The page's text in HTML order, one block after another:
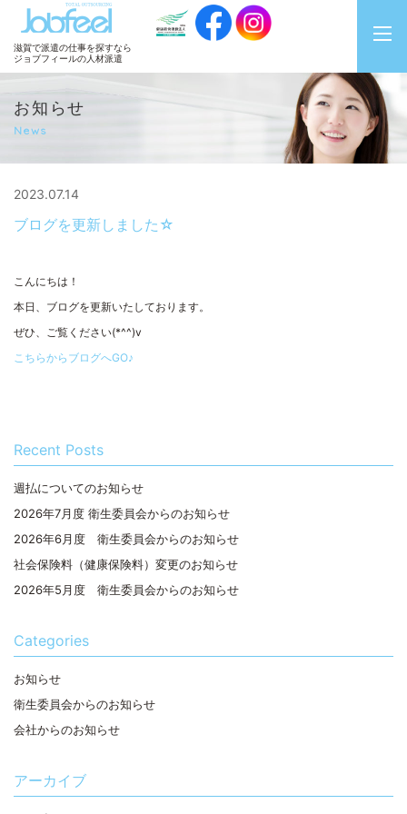
JobFeel
滋賀で派遣の仕事を探すなら
ジョブフィールの人材派遣
お知らせ
News
2023.07.14
ブログを更新しました☆
こんにちは！
本日、ブログを更新いたしております。
ぜひ、ご覧ください(*^^)v
こちらからブログへGO♪
Recent Posts
週払についてのお知らせ
2026年7月度 衛生委員会からのお知らせ
2026年6月度 衛生委員会からのお知らせ
社会保険料（健康保険料）変更のお知らせ
2026年5月度 衛生委員会からのお知らせ
Categories
お知らせ
衛生委員会からのお知らせ
会社からのお知らせ
アーカイブ